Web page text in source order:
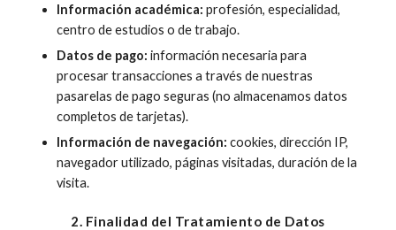
Información académica: profesión, especialidad,
centro de estudios o de trabajo.
Datos de pago: información necesaria para
procesar transacciones a través de nuestras
pasarelas de pago seguras (no almacenamos datos
completos de tarjetas).
Información de navegación: cookies, dirección IP,
navegador utilizado, páginas visitadas, duración de la
visita.
2. Finalidad del Tratamiento de Datos